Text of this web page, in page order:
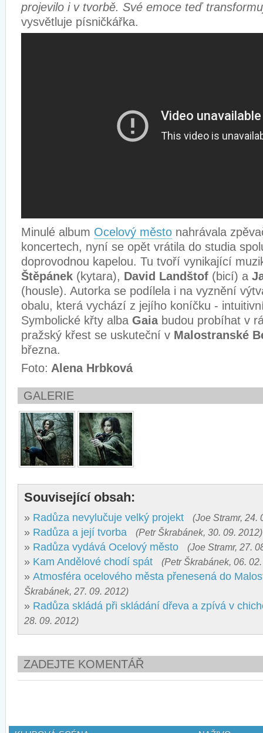
projevilo i v tvorbě. Své emoce teď
vysvětluje písničkářka.
Minulé album Ocelový město nahrávala
koncertech, nyní se opět vrátila do studia
doprovodnou kapelou. Tu tvoří vynikající
Štěpánek (kytara), David Landštof (bicí) a
(housle). Autorka se podílela i na vyznění
obalu, která vychází z jejího koníčku -
Symbolické křty alba Gaiabudou probíhat v
pražský křest se uskuteční v Malostranské
března.
Foto: Alena Hrbková
GALERIE
Související obsah:
» Radůza nevylučuje velký projekt (Joe Stramr, 24.
» Radůza a její tvorba (Petr Škrabánek, 30. 09. 2012)
» Radůza vydává Ocelový město (Joe Stramr, 27.
» Kam Andělové chodí spát (Petr Škrabánek, 06.
» Atmosféra ocelového města přenesená do
Škrabánek, 27. 09. 2012)
» Radůza skládá při skládání dřeva a zpívá v
28. 09. 2012)
ZADEJTE KOMENTÁŘ